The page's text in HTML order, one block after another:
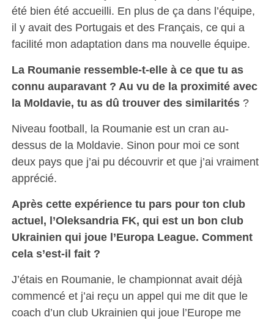
été bien été accueilli. En plus de ça dans l’équipe,
il y avait des Portugais et des Français, ce qui a
facilité mon adaptation dans ma nouvelle équipe.
La Roumanie ressemble-t-elle à ce que tu as
connu auparavant ? Au vu de la proximité avec
la Moldavie, tu as dû trouver des similarités?
Niveau football, la Roumanie est un cran au-
dessus de la Moldavie. Sinon pour moi ce sont
deux pays que j’ai pu découvrir et que j’ai vraiment
apprécié.
Après cette expérience tu pars pour ton club
actuel, l’Oleksandria FK, qui est un bon club
Ukrainien qui joue l’Europa League. Comment
cela s’est-il fait ?
J’étais en Roumanie, le championnat avait déjà
commencé et j’ai reçu un appel qui me dit que le
coach d’un club Ukrainien qui joue l’Europe me